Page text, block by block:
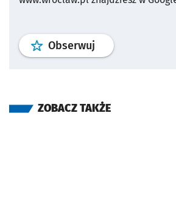
Obserwuj profil
ZOBACZ TAKŻE